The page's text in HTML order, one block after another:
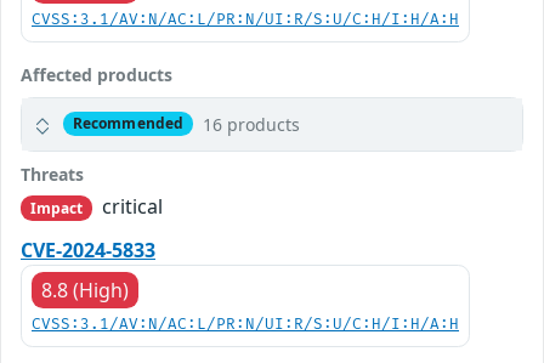
CVSS:3.1/AV:N/AC:L/PR:N/UI:R/S:U/C:H/I:H/A:H
Affected products
Recommended 16 products
Threats
Impact
critical
CVE-2024-5833
8.8 (High)
CVSS:3.1/AV:N/AC:L/PR:N/UI:R/S:U/C:H/I:H/A:H